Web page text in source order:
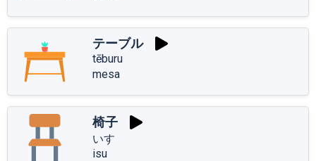
テーブル
tēburu
mesa
椅子
いす
isu